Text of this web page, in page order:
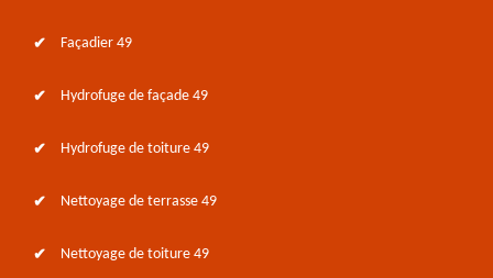
Façadier 49
Hydrofuge de façade 49
Hydrofuge de toiture 49
Nettoyage de terrasse 49
Nettoyage de toiture 49